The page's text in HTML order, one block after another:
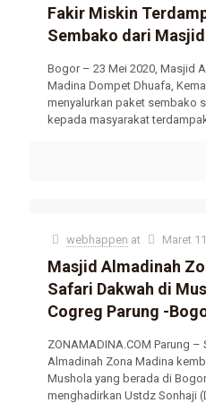
Fakir Miskin
Sembako dari
Bogor – 23 Mei 2020, Masjid
Madina Dompet Dhuafa,
menyalurkan paket sembako
kepada masyarakat
webhappen at Maret
Masjid Almadinah
Safari Dakwah di
Cogreg Parung -
ZONAMADINA.COM Parung
Almadinah Zona Madina
Mushola yang berada di
menghadirkan Ustdz Sonhaji